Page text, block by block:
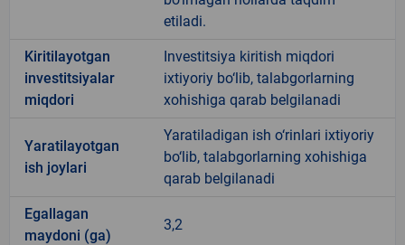
etiladi.
Kiritilayotgan
investitsiyalar
miqdori
Investitsiya kiritish miqdori
ixtiyoriy bo‘lib, talabgorlarning
xohishiga qarab belgilanadi
Yaratilayotgan
ish joylari
Yaratiladigan ish o‘rinlari ixtiyoriy
bo‘lib, talabgorlarning xohishiga
qarab belgilanadi
Egallagan
maydoni (ga)
3,2